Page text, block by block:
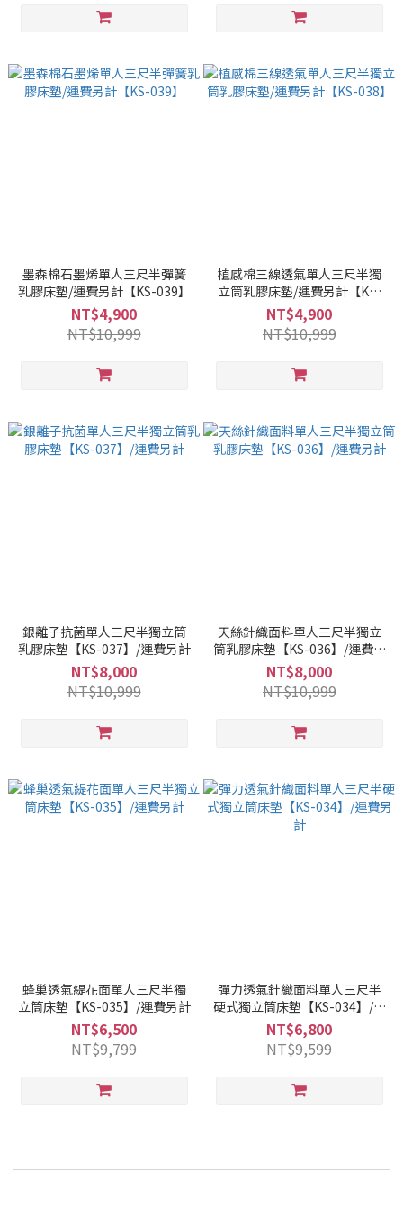
墨森棉石墨烯單人三尺半彈簧
乳膠床墊/運費另計【KS-039】
NT$4,900
NT$10,999
植感棉三線透氣單人三尺半獨
立筒乳膠床墊/運費另計【KS-
038】
NT$4,900
NT$10,999
銀離子抗菌單人三尺半獨立筒
乳膠床墊【KS-037】/運費另計
NT$8,000
NT$10,999
天絲針織面料單人三尺半獨立
筒乳膠床墊【KS-036】/運費另
計
NT$8,000
NT$10,999
蜂巢透氣緹花面單人三尺半獨
立筒床墊【KS-035】/運費另計
NT$6,500
NT$9,799
彈力透氣針織面料單人三尺半
硬式獨立筒床墊【KS-034】/運
費另計
NT$6,800
NT$9,599